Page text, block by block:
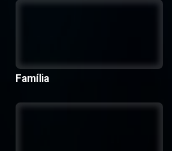
Família